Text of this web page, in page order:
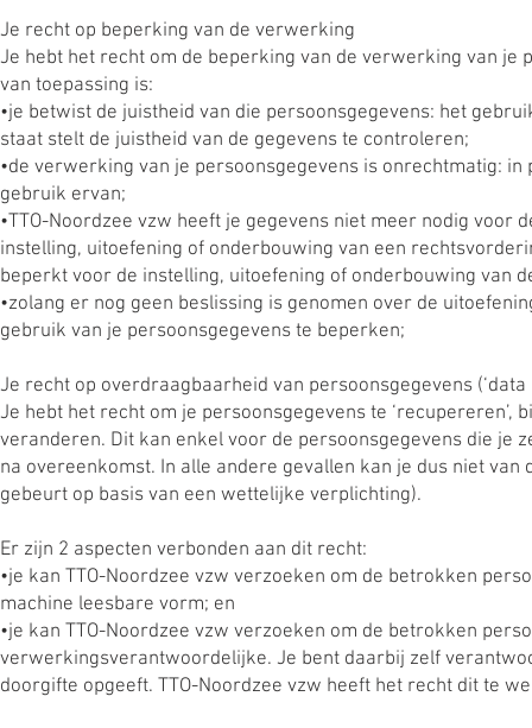
Je recht op beperking van de verwerking
Je hebt het recht om de beperking van de verwerking van
van toepassing is:
•je betwist de juistheid van die persoonsgegevens: het
staat stelt de juistheid van de gegevens te controleren;
•de verwerking van je persoonsgegevens is onrechtmatig:
gebruik ervan;
•TTO-Noordzee vzw heeft je gegevens niet meer nodig
instelling, uitoefening of onderbouwing van een
beperkt voor de instelling, uitoefening of onderbouwing van
•zolang er nog geen beslissing is genomen over de
gebruik van je persoonsgegevens te beperken;
Je recht op overdraagbaarheid van persoonsgegevens (‘data
Je hebt het recht om je persoonsgegevens te
veranderen. Dit kan enkel voor de persoonsgegevens die je
na overeenkomst. In alle andere gevallen kan je dus niet
gebeurt op basis van een wettelijke verplichting).
Er zijn 2 aspecten verbonden aan dit recht:
•je kan TTO-Noordzee vzw verzoeken om de betrokken
machine leesbare vorm; en
•je kan TTO-Noordzee vzw verzoeken om de betrokken
verwerkingsverantwoordelijke. Je bent daarbij zelf
doorgifte opgeeft. TTO-Noordzee vzw heeft het recht dit te